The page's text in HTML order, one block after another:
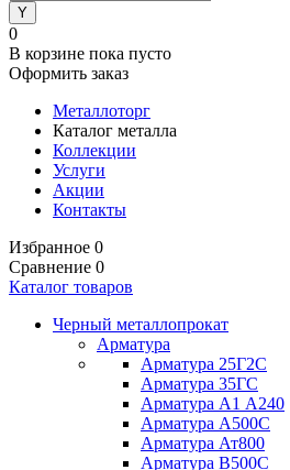
0
В корзине пока пусто
Оформить заказ
Металлоторг
Каталог металла
Коллекции
Услуги
Акции
Контакты
Избранное 0
Сравнение 0
Каталог товаров
Черный металлопрокат
Арматура
Арматура 25Г2С
Арматура 35ГС
Арматура А1 А240
Арматура А500С
Арматура Ат800
Арматура В500С